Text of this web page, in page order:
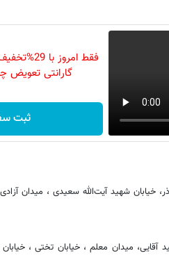
فقط امروز
گارانتی تعویض چراغ 40
ثبت
خیابان شهید آیت‌الله سعیدی ، میدان آزادی
آقایی، میدان معلم ، خیابان تختی ،